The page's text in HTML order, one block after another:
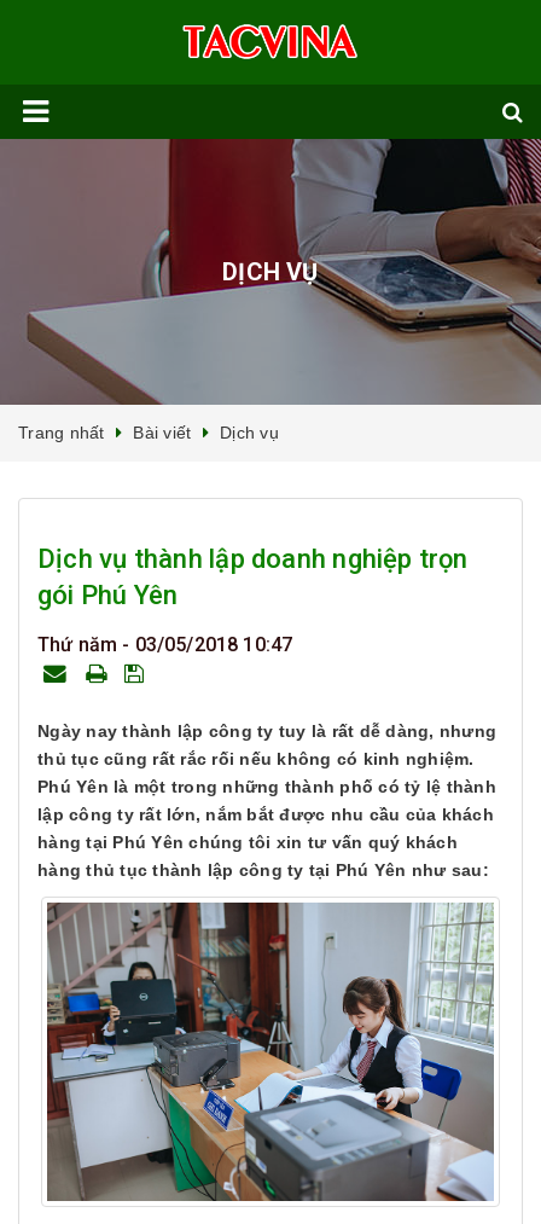
DỊCH VỤ
Trang nhất Bài viết Dịch vụ
Dịch vụ thành lập doanh nghiệp trọn
gói Phú Yên
Thứ năm - 03/05/2018 10:47
Ngày nay thành lập công ty tuy là rất dễ dàng, nhưng
thủ tục cũng rất rắc rối nếu không có kinh nghiệm.
Phú Yên là một trong những thành phố có tỷ lệ thành
lập công ty rất lớn, nắm bắt được nhu cầu của khách
hàng tại Phú Yên chúng tôi xin tư vấn quý khách
hàng thủ tục thành lập công ty tại Phú Yên như sau: